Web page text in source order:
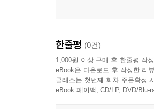
한줄평 (0건)
1,000원 이상 구매 후 한줄평 작
eBook은 다운로드 후 작성한 리
클래스는 첫번째 회차 주문확정
eBook 페이백, CD/LP, DVD/